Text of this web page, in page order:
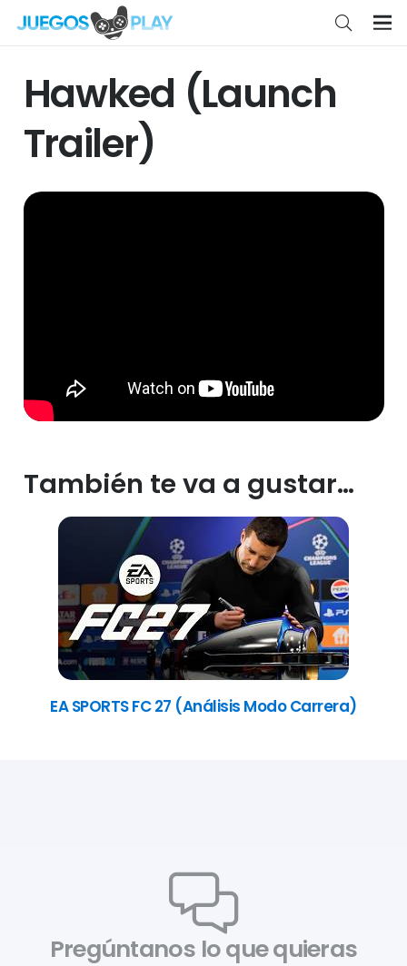
Hawked (Launch
Trailer)
También te va a gustar…
EA SPORTS FC 27 (Análisis Modo Carrera)
Pregúntanos lo que quieras